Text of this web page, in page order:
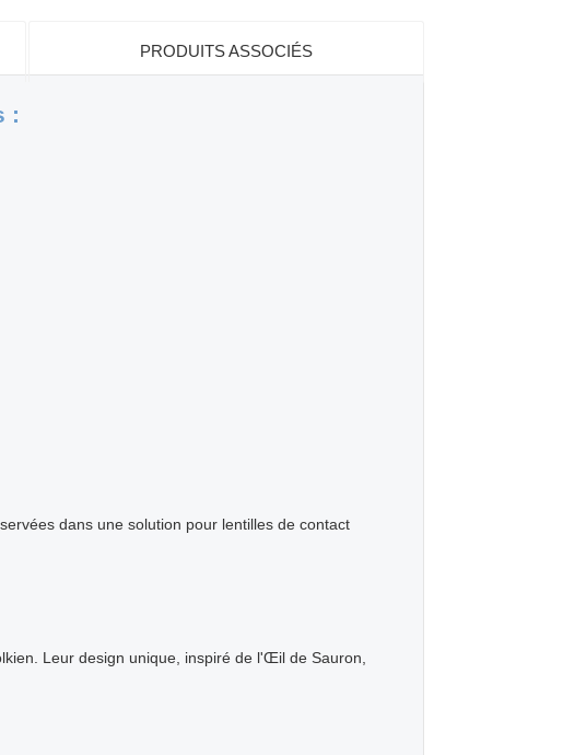
PRODUITS ASSOCIÉS
:
dans une solution pour lentilles de contact
Leur design unique, inspiré de l'Œil de Sauron,